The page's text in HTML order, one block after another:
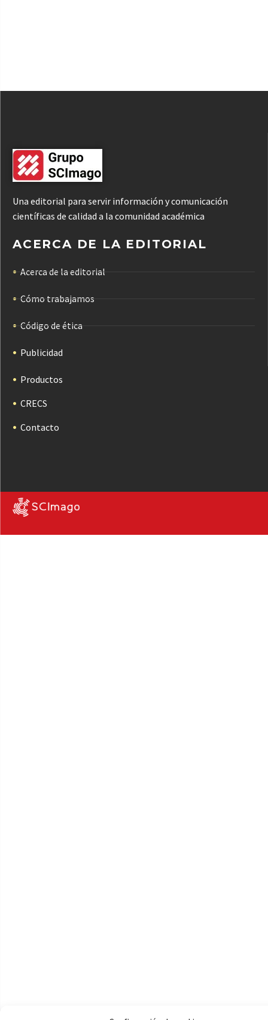
Una editorial para servir información y comunicación
científicas de calidad a la comunidad académica
ACERCA DE LA EDITORIAL
Acerca de la editorial
Cómo trabajamos
Código de ética
Publicidad
Productos
CRECS
Contacto